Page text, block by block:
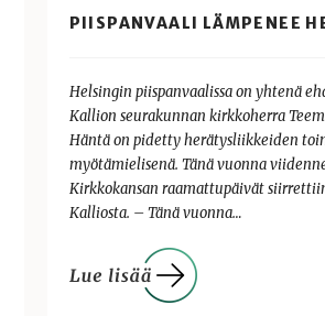
PIISPANVAALI LÄMPENEE
Helsingin piispanvaalissa on yhtenä
Kallion seurakunnan kirkkoherra
Häntä on pidetty herätysliikkeiden
myötämielisenä. Tänä vuonna
Kirkkokansan raamattupäivät
Kalliosta. – Tänä vuonna…